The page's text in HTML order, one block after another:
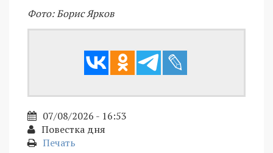
Фото: Борис Ярков
07/08/2026 - 16:53
Повестка дня
Печать